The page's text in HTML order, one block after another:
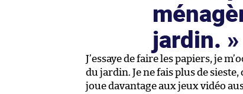
jardin.
J’essaye de faire les papiers, je
du jardin. Je ne fais plus de
joue davantage aux jeux vidéo